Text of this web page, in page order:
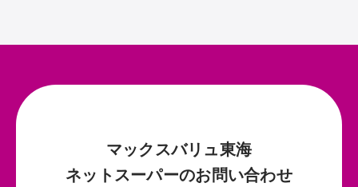
マックスバリュ東海
ネットスーパーのお問い合わせ